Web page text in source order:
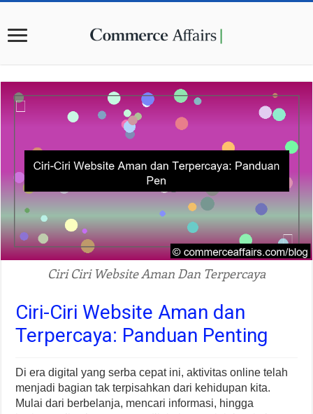
Ciri Ciri Website Aman Dan Terpercaya
Ciri-Ciri Website Aman dan
Terpercaya: Panduan Penting
Di era digital yang serba cepat ini, aktivitas online telah
menjadi bagian tak terpisahkan dari kehidupan kita.
Mulai dari berbelanja, mencari informasi, hingga